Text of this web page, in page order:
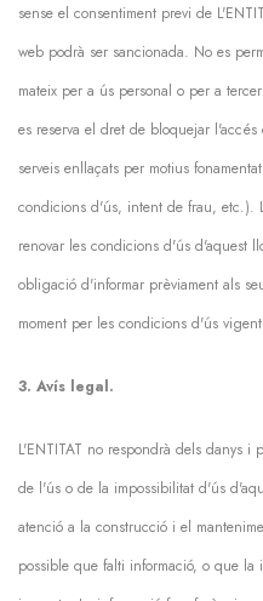
sense el consentiment previ de
web podrà ser sancionada. No es
mateix per a ús personal o per a
es reserva el dret de bloquejar
serveis enllaçats per motius
condicions d'ús, intent de frau, etc.).
renovar les condicions d'ús d'aquest
obligació d'informar prèviament als
moment per les condicions d'ús
3. Avís legal.
L'ENTITAT no respondrà dels danys i
de l'ús o de la impossibilitat d'ús
atenció a la construcció i el
possible que falti informació, o que